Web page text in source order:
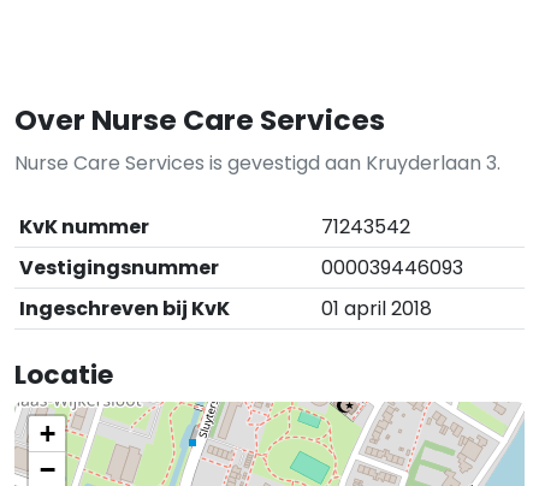
Over Nurse Care Services
Nurse Care Services is gevestigd aan Kruyderlaan 3.
KvK nummer
71243542
Vestigingsnummer
000039446093
Ingeschreven bij KvK
01 april 2018
Locatie
+
−